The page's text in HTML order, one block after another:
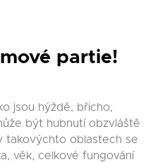
partie!
jsou hýždě, břicho,
být hubnutí obzvláště
takovýchto oblastech se
věk, celkové fungování